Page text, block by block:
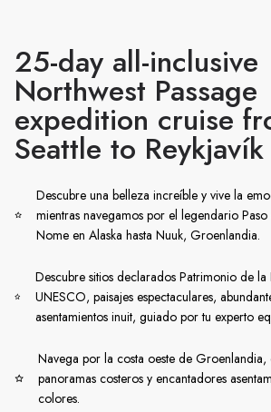
25-day all-inclusive
Northwest Passage
expedition cruise
Seattle to Reykjavík
Descubre una belleza increíble y vive la
mientras navegamos por el legendario
Nome en Alaska hasta Nuuk, Groenlandia.
Descubre sitios declarados Patrimonio de
UNESCO, paisajes espectaculares,
asentamientos inuit, guiado por tu experto
Navega por la costa oeste de Groenlandia,
panoramas costeros y encantadores
colores.